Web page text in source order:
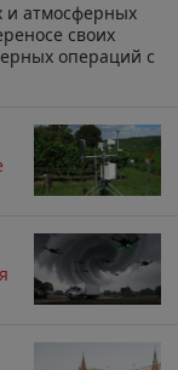
и атмосферных
своих
операций с